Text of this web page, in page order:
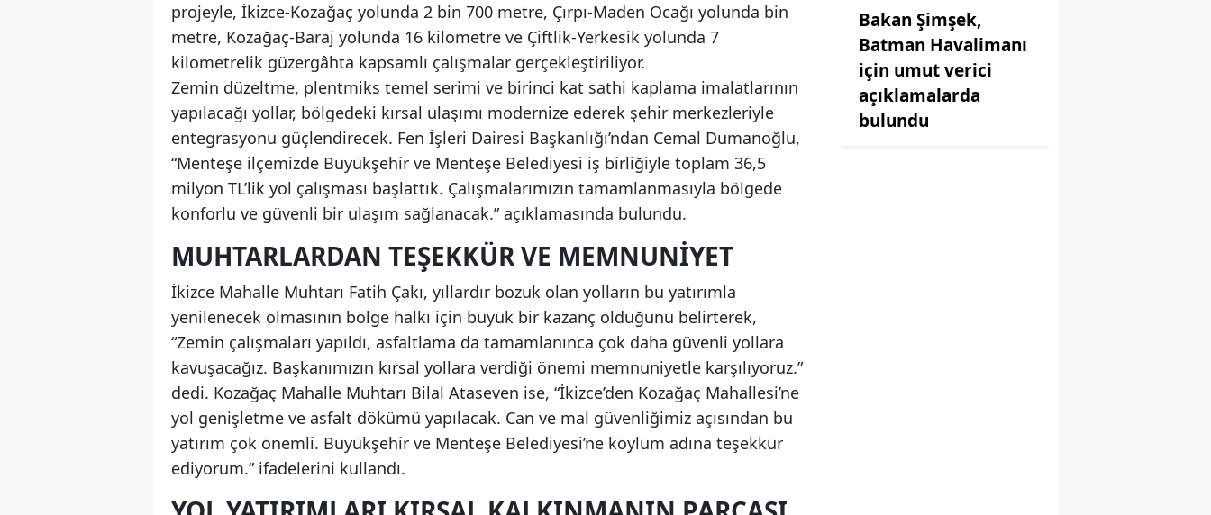
projeyle, İkizce-Kozağaç yolunda 2 bin 700 metre, Çırpı-Maden Ocağı yolunda bin
metre, Kozağaç-Baraj yolunda 16 kilometre ve Çiftlik-Yerkesik yolunda 7
kilometrelik güzergâhta kapsamlı çalışmalar gerçekleştiriliyor.
Zemin düzeltme, plentmiks temel serimi ve birinci kat sathi kaplama imalatlarının
yapılacağı yollar, bölgedeki kırsal ulaşımı modernize ederek şehir merkezleriyle
entegrasyonu güçlendirecek. Fen İşleri Dairesi Başkanlığı’ndan Cemal Dumanoğlu,
“Menteşe ilçemizde Büyükşehir ve Menteşe Belediyesi iş birliğiyle toplam 36,5
milyon TL’lik yol çalışması başlattık. Çalışmalarımızın tamamlanmasıyla bölgede
konforlu ve güvenli bir ulaşım sağlanacak.” açıklamasında bulundu.
MUHTARLARDAN TEŞEKKÜR VE MEMNUNIYET
İkizce Mahalle Muhtarı Fatih Çakı, yıllardır bozuk olan yolların bu yatırımla
yenilenecek olmasının bölge halkı için büyük bir kazanç olduğunu belirterek,
“Zemin çalışmaları yapıldı, asfaltlama da tamamlanınca çok daha güvenli yollara
kavuşacağız. Başkanımızın kırsal yollara verdiği önemi memnuniyetle karşılıyoruz.”
dedi. Kozağaç Mahalle Muhtarı Bilal Ataseven ise, “İkizce’den Kozağaç Mahallesi’ne
yol genişletme ve asfalt dökümü yapılacak. Can ve mal güvenliğimiz açısından bu
yatırım çok önemli. Büyükşehir ve Menteşe Belediyesi’ne köylüm adına teşekkür
ediyorum.” ifadelerini kullandı.
Bakan Şimşek,
Batman Havalimanı
için umut verici
açıklamalarda
bulundu